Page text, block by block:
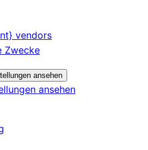
vendors
Zwecke
ansehen
ansehen